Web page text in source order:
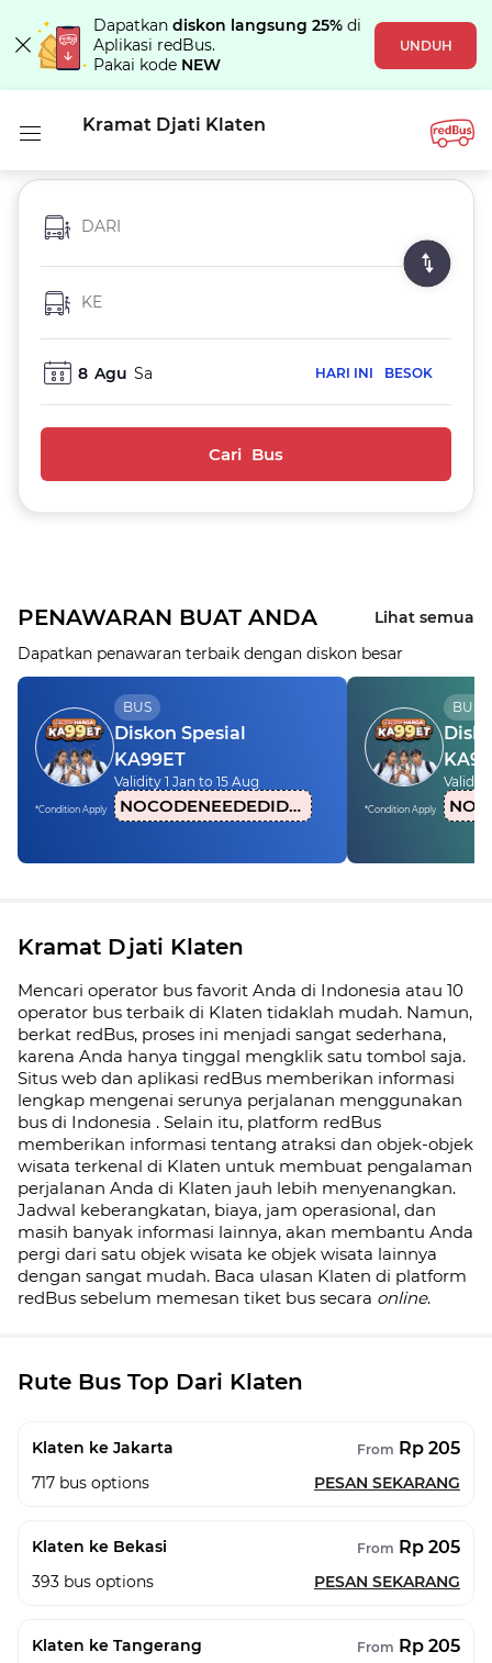
Dapatkan diskon langsung 25% di
Aplikasi redBus.
Pakai kode NEW
UNDUH
Kramat Djati Klaten
DARI
KE
8 Agu Sa HARI INI BESOK
Cari Bus
PENAWARAN BUAT ANDA
Lihat semua
Dapatkan penawaran terbaik dengan diskon besar
*Condition Apply
BUS
Diskon Spesial
KA99ET
Validity 1 Jan to 15 Aug
NOCODENEEDEDIDN1 *Condition Apply
BUS
Validity
Kramat Djati Klaten
Mencari operator bus favorit Anda di Indonesia atau 10
operator bus terbaik di Klaten tidaklah mudah. Namun,
berkat redBus, proses ini menjadi sangat sederhana,
karena Anda hanya tinggal mengklik satu tombol saja.
Situs web dan aplikasi redBus memberikan informasi
lengkap mengenai serunya perjalanan menggunakan
bus di Indonesia . Selain itu, platform redBus
memberikan informasi tentang atraksi dan objek-objek
wisata terkenal di Klaten untuk membuat pengalaman
perjalanan Anda di Klaten jauh lebih menyenangkan.
Jadwal keberangkatan, biaya, jam operasional, dan
masih banyak informasi lainnya, akan membantu Anda
pergi dari satu objek wisata ke objek wisata lainnya
dengan sangat mudah. Baca ulasan Klaten di platform
redBus sebelum memesan tiket bus secara online.
Rute Bus Top Dari Klaten
Klaten ke Jakarta From Rp 205
717 bus options PESAN SEKARANG
Klaten ke Bekasi From Rp 205
393 bus options PESAN SEKARANG
Klaten ke Tangerang From Rp 205